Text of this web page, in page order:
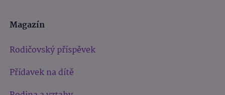
Magazín
Rodičovský příspěvek
Přídavek na dítě